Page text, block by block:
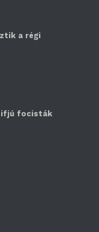
a régi
ifjú focisták